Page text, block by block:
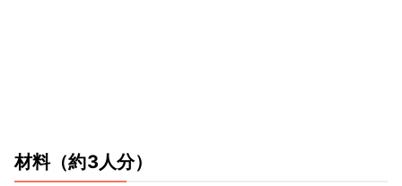
材料（約3人分）